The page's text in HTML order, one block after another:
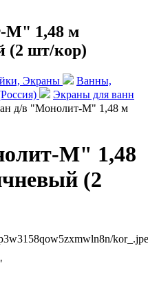
М" 1,48 м
(2 шт/кор)
Экраны
Ванны,
Экраны для ванн
д/в "Монолит-М" 1,48 м
М" 1,48
(2